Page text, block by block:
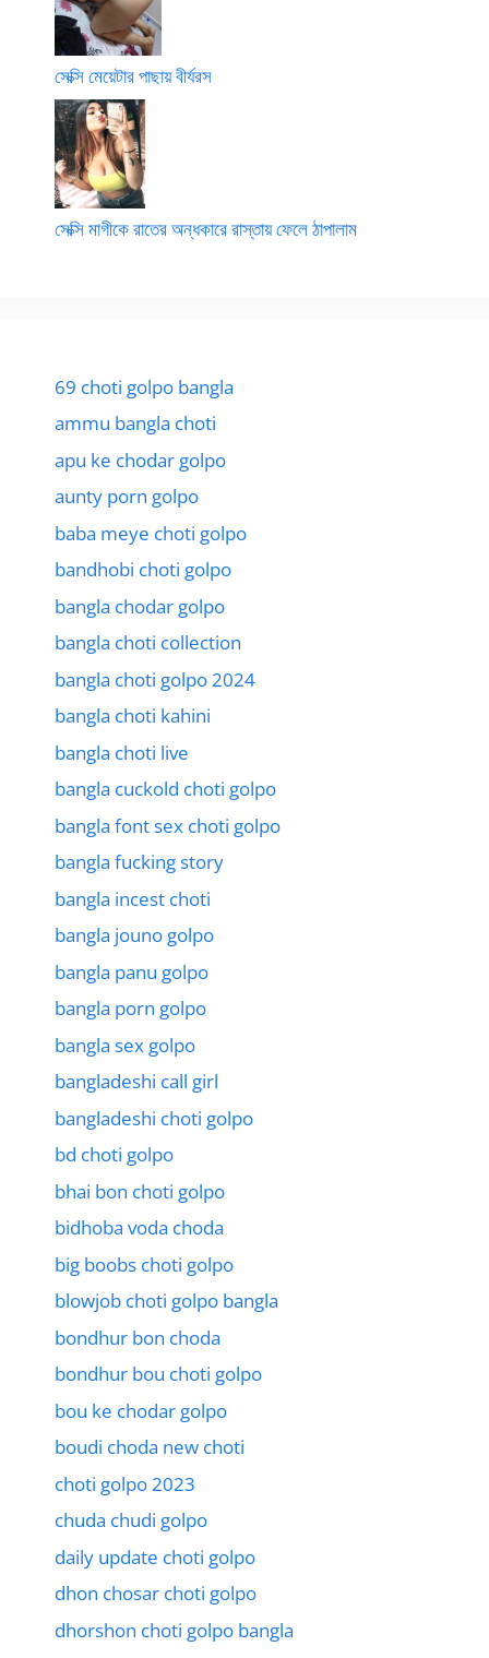
সেক্সি মেয়েটার পাছায় বীর্যরস
সেক্সি মাগীকে রাতের অন্ধকারে রাস্তায় ফেলে ঠাপালাম
69 choti golpo bangla
ammu bangla choti
apu ke chodar golpo
aunty porn golpo
baba meye choti golpo
bandhobi choti golpo
bangla chodar golpo
bangla choti collection
bangla choti golpo 2024
bangla choti kahini
bangla choti live
bangla cuckold choti golpo
bangla font sex choti golpo
bangla fucking story
bangla incest choti
bangla jouno golpo
bangla panu golpo
bangla porn golpo
bangla sex golpo
bangladeshi call girl
bangladeshi choti golpo
bd choti golpo
bhai bon choti golpo
bidhoba voda choda
big boobs choti golpo
blowjob choti golpo bangla
bondhur bon choda
bondhur bou choti golpo
bou ke chodar golpo
boudi choda new choti
choti golpo 2023
chuda chudi golpo
daily update choti golpo
dhon chosar choti golpo
dhorshon choti golpo bangla